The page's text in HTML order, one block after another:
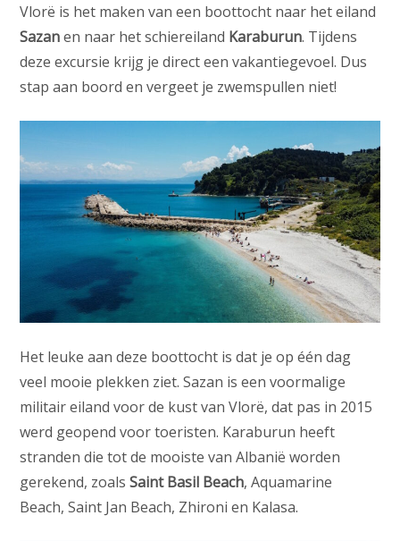
Vlorë is het maken van een boottocht naar het eiland
Sazanen naar het schiereiland Karaburun. Tijdens
deze excursie krijg je direct een vakantiegevoel. Dus
stap aan boord en vergeet je zwemspullen niet!
Het leuke aan deze boottocht is dat je op één dag
veel mooie plekken ziet. Sazan is een voormalige
militair eiland voor de kust van Vlorë, dat pas in 2015
werd geopend voor toeristen. Karaburun heeft
stranden die tot de mooiste van Albanië worden
gerekend, zoalsSaint Basil Beach, Aquamarine
Beach, Saint Jan Beach, Zhironi en Kalasa.